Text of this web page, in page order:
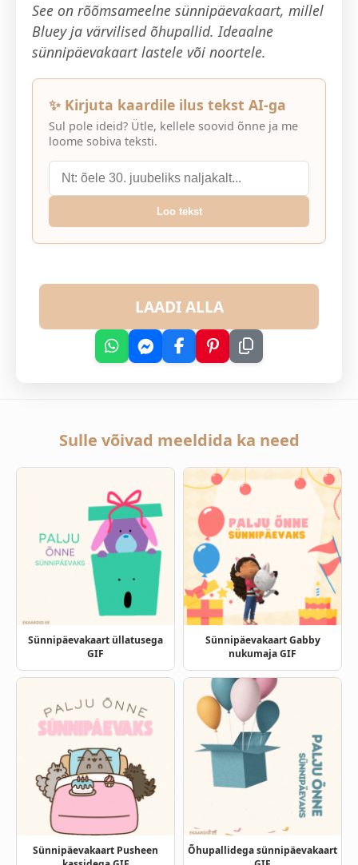
See on rõõmsameelne sünnipäevakaart, millel
Bluey ja värvilised õhupallid. Ideaalne
sünnipäevakaart lastele või noortele.
✨ Kirjuta kaardile ilus tekst AI-ga
Sul pole ideid? Ütle, kellele soovid õnne ja me
loome sobiva teksti.
Loo tekst
LAADI ALLA
Sulle võivad meeldida ka need
Sünnipäevakaart üllatusega
GIF
Sünnipäevakaart Gabby
nukumaja GIF
Sünnipäevakaart Pusheen
Õhupallidega sünnipäevakaart